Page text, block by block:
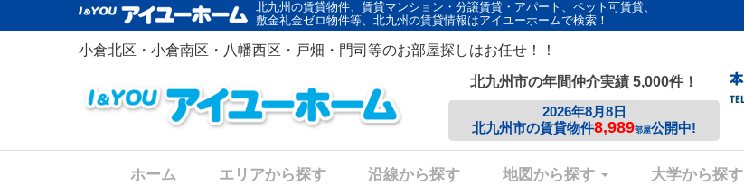
北九州の賃貸物件、賃貸マンション・分譲賃貸・アパート、ペット可賃貸、
敷金礼金ゼロ物件等、北九州の賃貸情報はアイユーホームで検索！
小倉北区・小倉南区・八幡西区・戸畑・門司等のお部屋探しはお任せ！！
北九州市の年間仲介実績 5,000件！
2026年8月8日
北九州市の賃貸物件8,989部屋公開中!
ホーム エリアから探す 沿線から探す 地図から探す 大学から探す